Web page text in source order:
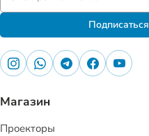
Подписаться
Магазин
Проекторы